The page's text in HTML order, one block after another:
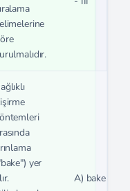
yer
A) bake